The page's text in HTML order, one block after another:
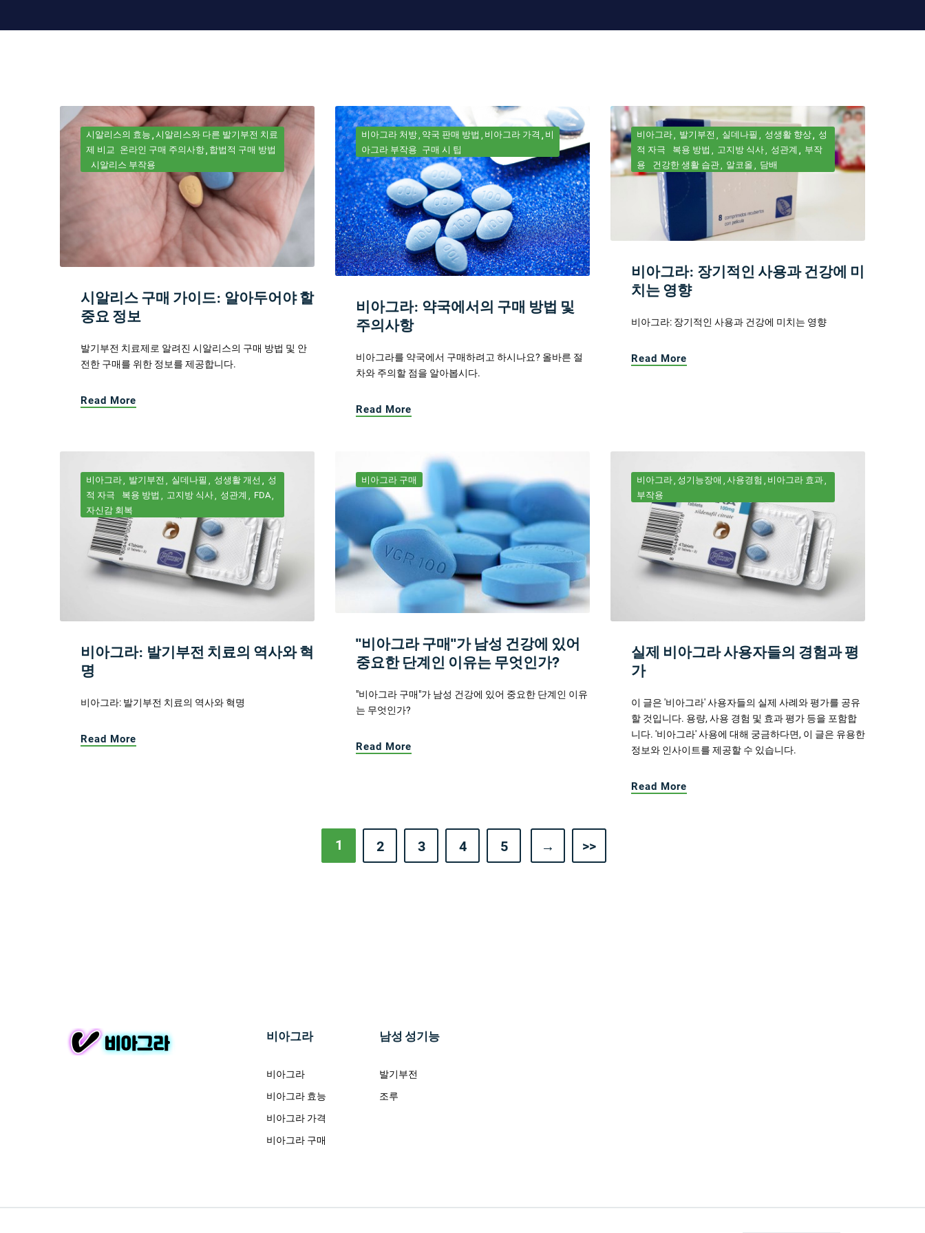
시알리스의 효능 시알리스와 다른 발기부전 치료
제 비교 온라인 구매 주의사항 합법적 구매 방법
시알리스 부작용
시알리스 구매 가이드: 알아두어야 할
중요 정보
발기부전 치료제로 알려진 시알리스의 구매 방법 및 안
전한 구매를 위한 정보를 제공합니다.
Read More
비아그라 처방 약국 판매 방법 비아그라 가격
비
아그라 부작용 구매 시 팁
비아그라: 약국에서의 구매 방법 및
주의사항
비아그라를 약국에서 구매하려고 하시나요? 올바른 절
차와 주의할 점을 알아봅시다.
Read More
비아그라 발기부전 실데나필 성생활 향상
성
적 자극
복용 방법 고지방 식사 성관계
부작
용
건강한 생활 습관 알코올 담배
비아그라: 장기적인 사용과 건강에 미
치는 영향
비아그라: 장기적인 사용과 건강에 미치는 영향
Read More
비아그라 발기부전 실데나필 성생활 개선
성
적 자극
복용 방법 고지방 식사 성관계
FDA
자신감 회복
비아그라: 발기부전 치료의 역사와 혁
명
비아그라: 발기부전 치료의 역사와 혁명
Read More
비아그라 구매
"비아그라 구매"가 남성 건강에 있어
중요한 단계인 이유는 무엇인가?
"비아그라 구매"가 남성 건강에 있어 중요한 단계인 이유
는 무엇인가?
Read More
비아그라 성기능장애 사용경험
비아그라 효과
부작용
실제 비아그라 사용자들의 경험과 평
가
이 글은 '비아그라' 사용자들의 실제 사례와 평가를 공유
할 것입니다. 용량, 사용 경험 및 효과 평가 등을 포함합
니다. '비아그라' 사용에 대해 궁금하다면, 이 글은 유용한
정보와 인사이트를 제공할 수 있습니다.
Read More
1 2 3 4 5 → >>
비아그라
비아그라
비아그라 효능
비아그라 가격
비아그라 구매
남성 성기능
발기부전
조루